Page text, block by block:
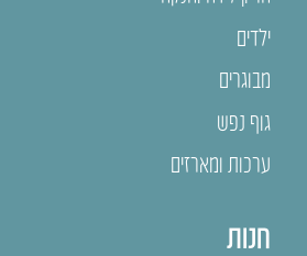
ילדים
מבוגרים
גוף נפש
ערכות ומארזים
חנות